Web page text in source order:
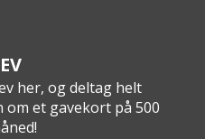
her, og deltag helt
et gavekort på 500